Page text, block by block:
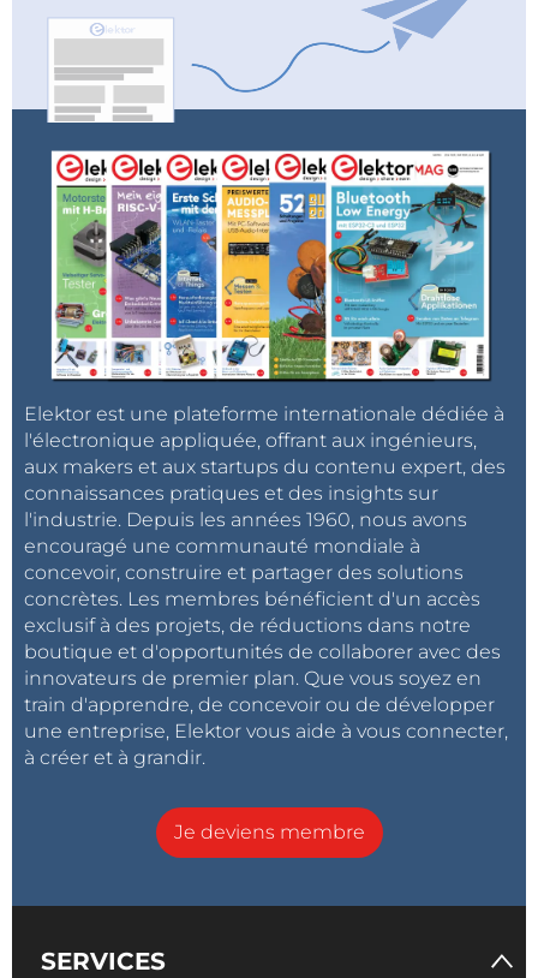
Elektor est une plateforme internationale dédiée à
l'électronique appliquée, offrant aux ingénieurs,
aux makers et aux startups du contenu expert, des
connaissances pratiques et des insights sur
l'industrie. Depuis les années 1960, nous avons
encouragé une communauté mondiale à
concevoir, construire et partager des solutions
concrètes. Les membres bénéficient d'un accès
exclusif à des projets, de réductions dans notre
boutique et d'opportunités de collaborer avec des
innovateurs de premier plan. Que vous soyez en
train d'apprendre, de concevoir ou de développer
une entreprise, Elektor vous aide à vous connecter,
à créer et à grandir.
Je deviens membre
SERVICES